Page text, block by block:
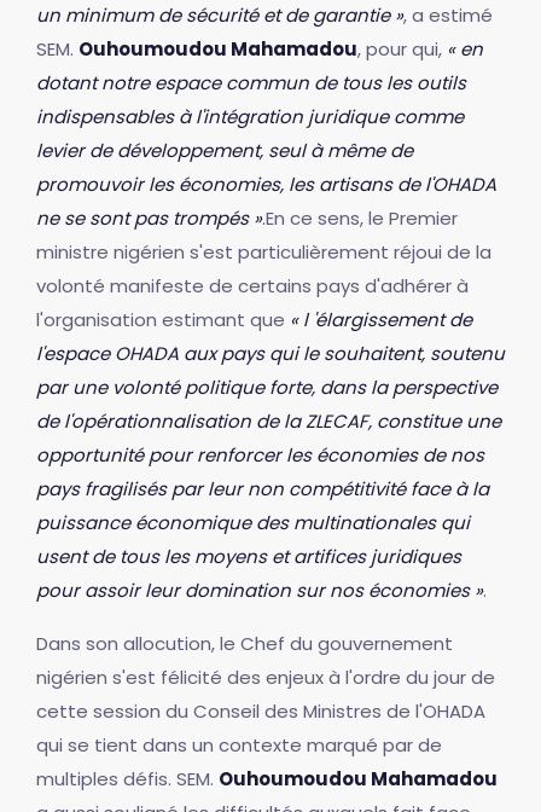
un minimum de sécurité et de garantie », a estimé
SEM. Ouhoumoudou Mahamadou, pour qui, « en
dotant notre espace commun de tous les outils
indispensables à l'intégration juridique comme
levier de développement, seul à même de
promouvoir les économies, les artisans de l'OHADA
ne se sont pas trompés ».En ce sens, le Premier
ministre nigérien s'est particulièrement réjoui de la
volonté manifeste de certains pays d'adhérer à
l'organisation estimant que « l 'élargissement de
l'espace OHADA aux pays qui le souhaitent, soutenu
par une volonté politique forte, dans la perspective
de l'opérationnalisation de la ZLECAF, constitue une
opportunité pour renforcer les économies de nos
pays fragilisés par leur non compétitivité face à la
puissance économique des multinationales qui
usent de tous les moyens et artifices juridiques
pour assoir leur domination sur nos économies ».
Dans son allocution, le Chef du gouvernement
nigérien s'est félicité des enjeux à l'ordre du jour de
cette session du Conseil des Ministres de l'OHADA
qui se tient dans un contexte marqué par de
multiples défis. SEM. Ouhoumoudou Mahamadou